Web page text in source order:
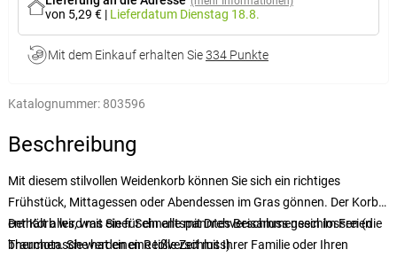
von 5,29 € | Lieferdatum Dienstag 18.8.
Mit dem Einkauf erhalten Sie334 Punkte
Katalognummer: 803596
Beschreibung
Mit diesem stilvollen Weidenkorb können Sie sich ein richtiges
Frühstück, Mittagessen oder Abendessen im Gras gönnen. Der Korb
enthält alles, was Sie für ein entspanntes Beisammensein im Freien
brauchen. Sie werden eine tolle Zeit mit Ihrer Familie oder Ihren
Der Korb wird mit einer Schnalle mit Drehverschluss geschlossen (die
Thermotasche hat einen Reißverschluss).